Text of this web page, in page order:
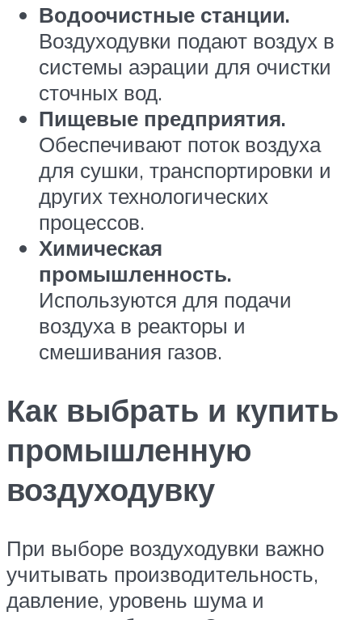
Водоочистные станции.
Воздуходувки подают воздух в
системы аэрации для очистки
сточных вод.
Пищевые предприятия.
Обеспечивают поток воздуха
для сушки, транспортировки и
других технологических
процессов.
Химическая
промышленность.
Используются для подачи
воздуха в реакторы и
смешивания газов.
Как выбрать и купить
промышленную
воздуходувку
При выборе воздуходувки важно
учитывать производительность,
давление, уровень шума и